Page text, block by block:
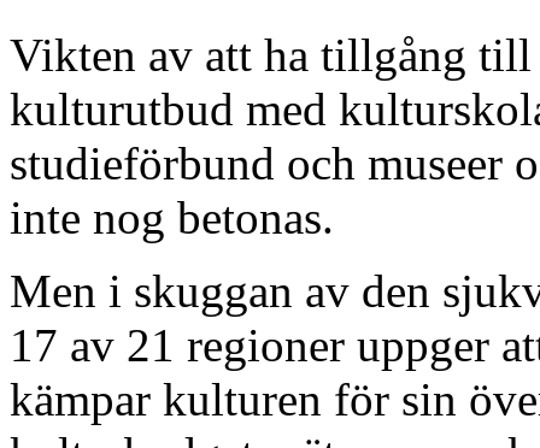
Vikten av att ha tillgång
kulturutbud med
studieförbund och museer
inte nog betonas.
Men i skuggan av den
17 av 21 regioner uppger
kämpar kulturen för sin